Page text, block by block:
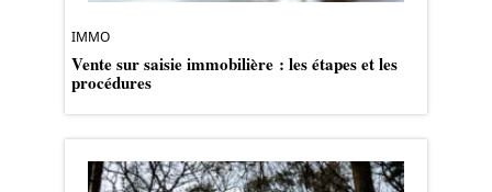
IMMO
Vente sur saisie immobilière : les étapes et les
procédures